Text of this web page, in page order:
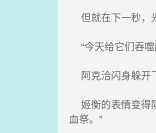
但就在下一秒，
“今天给它们吞
阿克洽闪身躲开
姬衡的表情变得
血祭。”